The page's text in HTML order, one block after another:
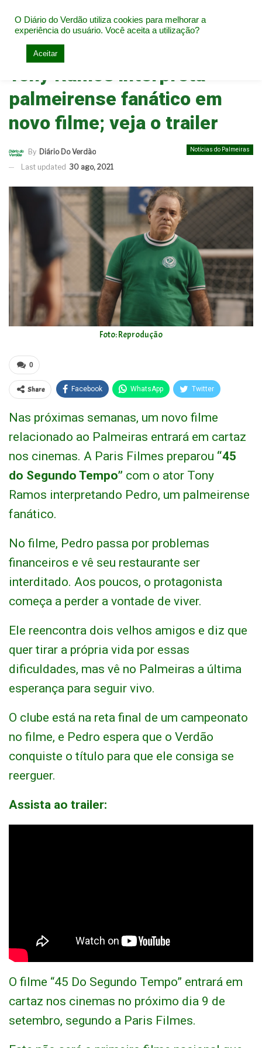
Home Notícias do Palmeiras
Tony Ramos interpreta
palmeirense fanático em
novo filme; veja o trailer
Notícias do Palmeiras
By Diário Do Verdão
Last updated 30 ago, 2021
Foto: Reprodução
0
Share Facebook WhatsApp Twitter
Nas próximas semanas, um novo filme
relacionado ao Palmeiras entrará em cartaz
nos cinemas. A Paris Filmes preparou “45
do Segundo Tempo” com o ator Tony
Ramos interpretando Pedro, um palmeirense
fanático.
No filme, Pedro passa por problemas
financeiros e vê seu restaurante ser
interditado. Aos poucos, o protagonista
começa a perder a vontade de viver.
Ele reencontra dois velhos amigos e diz que
quer tirar a própria vida por essas
dificuldades, mas vê no Palmeiras a última
esperança para seguir vivo.
O clube está na reta final de um campeonato
no filme, e Pedro espera que o Verdão
conquiste o título para que ele consiga se
reerguer.
Assista ao trailer:
O filme “45 Do Segundo Tempo” entrará em
cartaz nos cinemas no próximo dia 9 de
setembro, segundo a Paris Filmes.
O Diário do Verdão utiliza cookies para melhorar a
experiência do usuário. Você aceita a utilização?
Aceitar